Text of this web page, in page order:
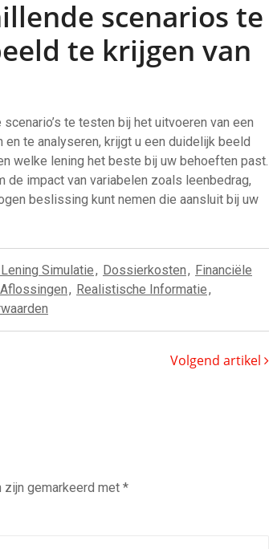
scenarios te
te krijgen van
te testen bij het uitvoeren van een
te analyseren, krijgt u een duidelijk beeld
welke lening het beste bij uw behoeften past.
impact van variabelen zoals leenbedrag,
beslissing kunt nemen die aansluit bij uw
Simulatie, Dossierkosten, Financiële
, Realistische Informatie,
Volgend artikel
gemarkeerd met *